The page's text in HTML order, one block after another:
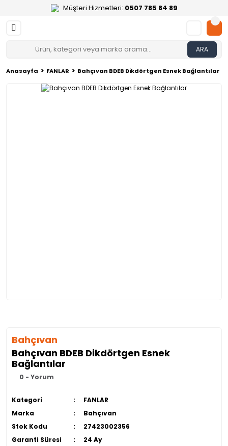
Müşteri Hizmetleri: 0507 785 84 89
ARA
Anasayfa FANLAR Bahçıvan BDEB Dikdörtgen Esnek Bağlantılar
Bahçıvan
Bahçıvan BDEB Dikdörtgen Esnek
Bağlantılar
0 - Yorum
Kategori
FANLAR
Marka
Bahçıvan
Stok Kodu
27423002356
Garanti Süresi
24 Ay